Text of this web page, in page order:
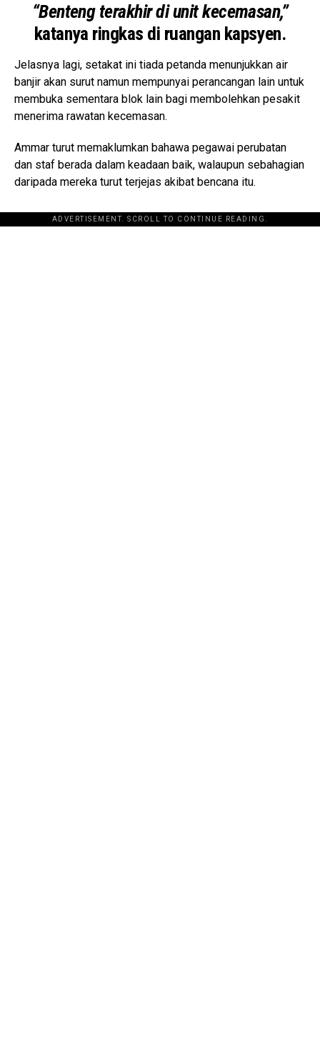
“Benteng terakhir di unit kecemasan,”
katanya ringkas di ruangan kapsyen.
Jelasnya lagi, setakat ini tiada petanda menunjukkan air
banjir akan surut namun mempunyai perancangan lain untuk
membuka sementara blok lain bagi membolehkan pesakit
menerima rawatan kecemasan.
Ammar turut memaklumkan bahawa pegawai perubatan
dan staf berada dalam keadaan baik, walaupun sebahagian
daripada mereka turut terjejas akibat bencana itu.
ADVERTISEMENT. SCROLL TO CONTINUE READING.